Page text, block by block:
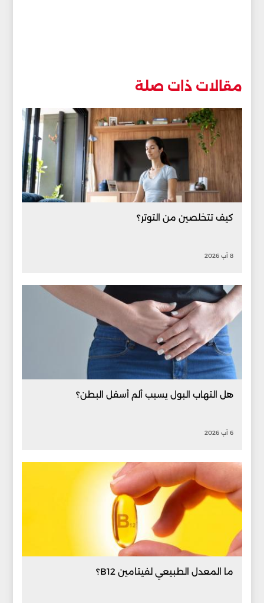
مقالات ذات صلة
كيف تتخلصين من التوتر؟
8 آب 2026
هل التهاب البول يسبب ألم أسفل البطن؟
6 آب 2026
ما المعدل الطبيعي لفيتامين B12؟